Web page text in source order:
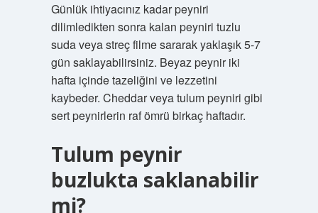
Günlük ihtiyacınız kadar peyniri
dilimledikten sonra kalan peyniri tuzlu
suda veya streç filme sararak yaklaşık 5-7
gün saklayabilirsiniz. Beyaz peynir iki
hafta içinde tazeliğini ve lezzetini
kaybeder. Cheddar veya tulum peyniri gibi
sert peynirlerin raf ömrü birkaç haftadır.
Tulum peynir
buzlukta saklanabilir
mi?